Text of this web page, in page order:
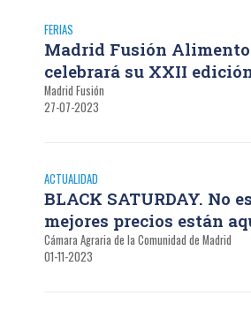
FERIAS
Madrid Fusión
celebrará su XXII
Madrid Fusión
27-07-2023
ACTUALIDAD
BLACK SATURDAY. No
mejores precios están
Cámara Agraria de la Comunidad de Madrid
01-11-2023